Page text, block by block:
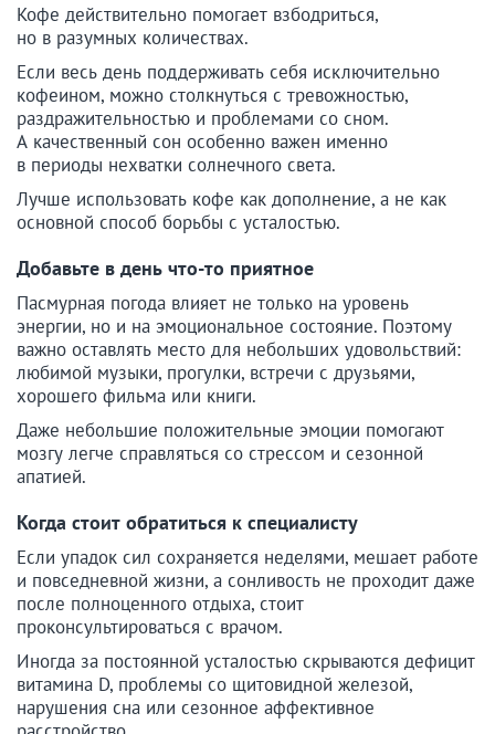
Кофе действительно помогает взбодриться,
но в разумных количествах.
Если весь день поддерживать себя исключительно
кофеином, можно столкнуться с тревожностью,
раздражительностью и проблемами со сном.
А качественный сон особенно важен именно
в периоды нехватки солнечного света.
Лучше использовать кофе как дополнение, а не как
основной способ борьбы с усталостью.
Добавьте в день что-то приятное
Пасмурная погода влияет не только на уровень
энергии, но и на эмоциональное состояние. Поэтому
важно оставлять место для небольших удовольствий:
любимой музыки, прогулки, встречи с друзьями,
хорошего фильма или книги.
Даже небольшие положительные эмоции помогают
мозгу легче справляться со стрессом и сезонной
апатией.
Когда стоит обратиться к специалисту
Если упадок сил сохраняется неделями, мешает работе
и повседневной жизни, а сонливость не проходит даже
после полноценного отдыха, стоит
проконсультироваться с врачом.
Иногда за постоянной усталостью скрываются дефицит
витамина D, проблемы со щитовидной железой,
нарушения сна или сезонное аффективное